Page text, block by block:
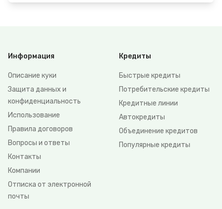
Информация
Описание куки
Защита данных и
конфиденциальность
Использование
Правила договоров
Вопросы и ответы
Контакты
Компании
Отписка от электронной
почты
Кредиты
Быстрые кредиты
Потребительские кредиты
Кредитные линии
Автокредиты
Объединение кредитов
Популярные кредиты